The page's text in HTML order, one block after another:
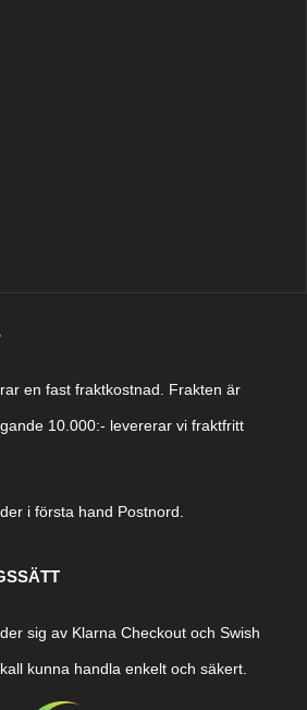
en fast fraktkostnad. Frakten är
10.000:- levererar vi fraktfritt
i första hand Postnord.
sig av Klarna Checkout och Swish
kunna handla enkelt och säkert.